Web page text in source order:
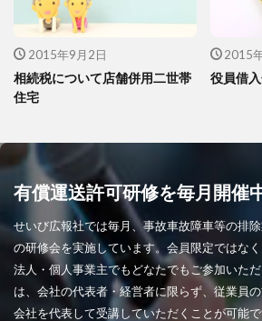
2015年9月2日
相続税について店舗併用二世帯
住宅
2015
役員借
有償運送許可研修を毎月開催
せいび広報社では毎月、事故車故障車等の排
の研修会を実施しています。会員限定ではなく
法人・個人事業主でもどなたでもご参加いた
は、会社の代表者・経営者に限らず、従業員の
会社を代表して受講していただくことが可能で